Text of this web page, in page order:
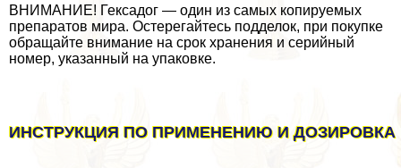
ВНИМАНИЕ! Гексадог — один из самых копируемых
препаратов мира. Остерегайтесь подделок, при покупке
обращайте внимание на срок хранения и серийный
номер, указанный на упаковке.
ИНСТРУКЦИЯ ПО ПРИМЕНЕНИЮ И ДОЗИРОВКА